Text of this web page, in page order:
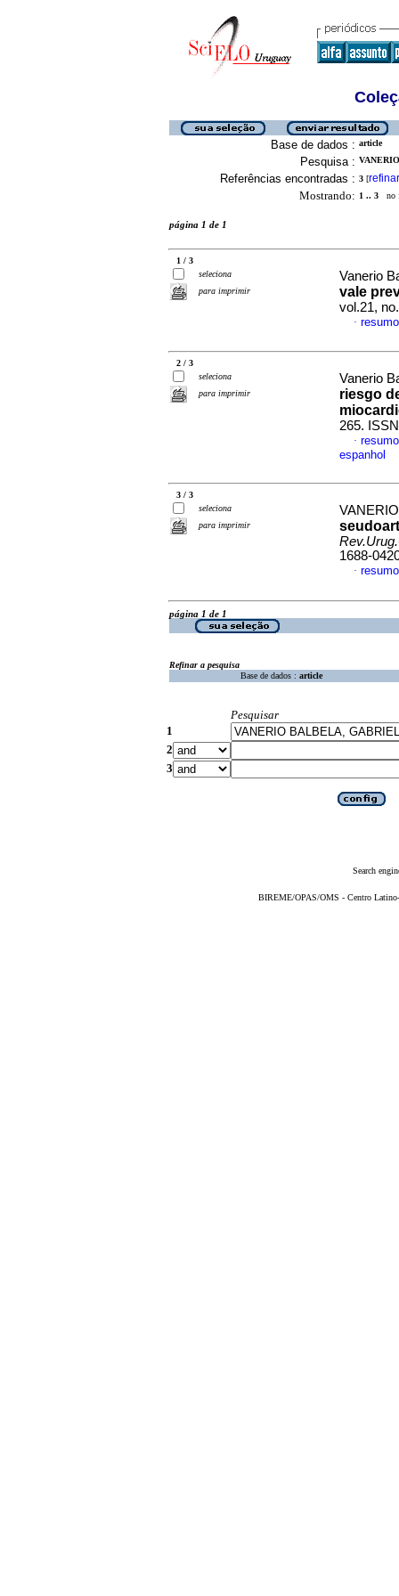
Base de dados : article
Pesquisa :
Referências encontradas : 3 [refinar
Mostrando: 1 .. 3 no
página 1 de 1
1 / 3
seleciona
para imprimir
Vanerio
vale
vol.21,
·
2 / 3
seleciona
para imprimir
Vanerio
riesgo
265.
·
espanhol
3 / 3
seleciona
para imprimir
1688-
·
página 1 de 1
Refinar a pesquisa
Base de dados : article
Pesquisar
1
2
3
Search
BIREME/OPAS/OMS - Centro Latino-